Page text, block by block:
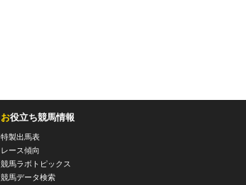
お役立ち競馬情報
特製出馬表
レース傾向
競馬ラボトピックス
競馬データ検索